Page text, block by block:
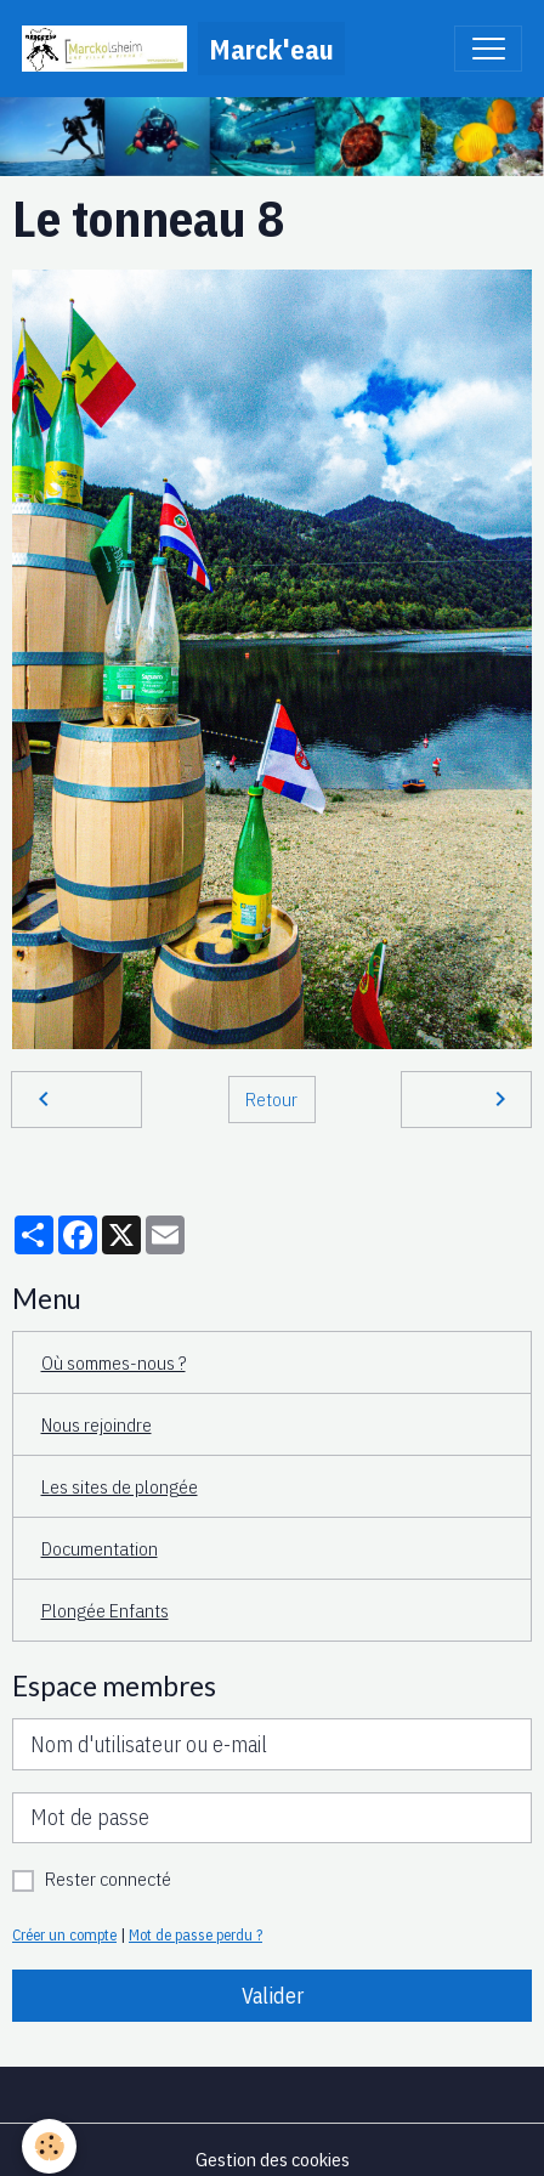
Marck'eau
Le tonneau 8
Retour
PartagerFacebook
X
Menu
Où sommes-nous ?
Nous rejoindre
Les sites de plongée
Documentation
Plongée Enfants
Espace membres
Rester connecté
Créer un compte | Mot de passe perdu ?
Valider
Gestion des cookies